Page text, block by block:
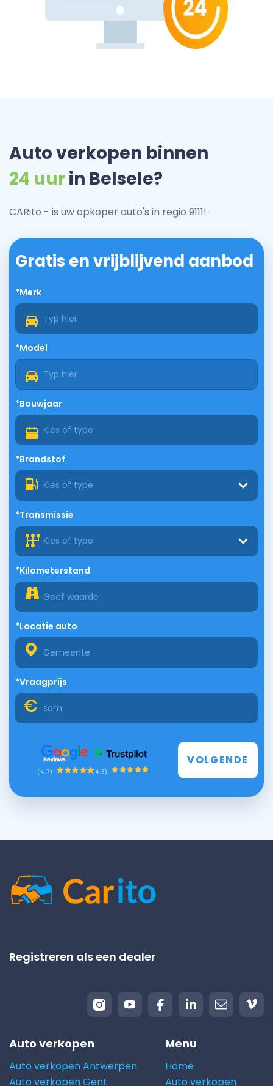
Auto verkopen binnen
24 uurin Belsele?
CARito - is uw opkoper auto's in regio 9111!
Gratis en vrijblijvend aanbod
*Merk
*Model
*Bouwjaar
*Brandstof
Kies of type
*Transmissie
Kies of type
*Kilometerstand
*Locatie auto
*Vraagprijs
(4.7) (4.3)
VOLGENDE
Registreren als een dealer
Auto verkopen
Auto verkopen Antwerpen
Auto verkopen Gent
Menu
Home
Auto verkopen